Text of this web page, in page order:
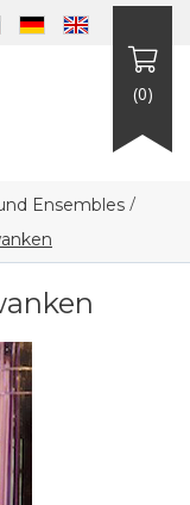
(0)
Ensembles /